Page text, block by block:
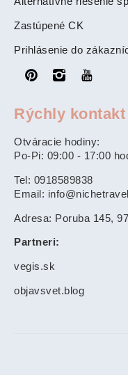
Zastúpené CK
Prihlásenie do
Rýchly kontakt
Otváracie hodiny:
Po-Pi: 09:00 - 17:00
Tel: 0918589838
Email:
Adresa: Poruba 145,
Partneri:
vegis.sk
objavsvet.blog